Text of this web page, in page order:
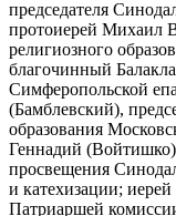
председателя
протоиерей Михаил
религиозного
благочинный
Симферопольской
(Бамблевский),
образования
Геннадий
просвещения
и катехизации;
Патриаршей